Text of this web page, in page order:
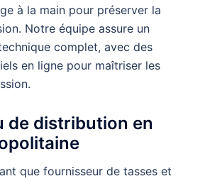
à la main pour préserver la
Notre équipe assure un
complet, avec des
en ligne pour maîtriser les
de distribution en
que fournisseur de tasses et